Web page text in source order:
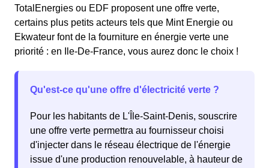
TotalEnergies ou EDF proposent une offre verte,
certains plus petits acteurs tels que Mint Energie ou
Ekwateur font de la fourniture en énergie verte une
priorité : en Ile-De-France, vous aurez donc le choix !
Qu'est-ce qu'une offre d'électricité verte ?
Pour les habitants de L'Île-Saint-Denis, souscrire
une offre verte permettra au fournisseur choisi
d'injecter dans le réseau électrique de l'énergie
issue d'une production renouvelable, à hauteur de